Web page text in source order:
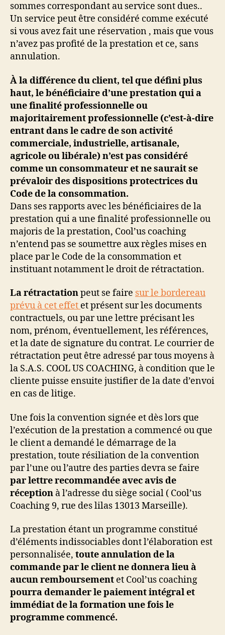
sommes correspondant au service sont dues..
Un service peut être considéré comme exécuté
si vous avez fait une réservation , mais que vous
n’avez pas profité de la prestation et ce, sans
annulation.
À la différence du client, tel que défini plus
haut, le bénéficiaire d’une prestation qui a
une finalité professionnelle ou
majoritairement professionnelle (c’est-à-dire
entrant dans le cadre de son activité
commerciale, industrielle, artisanale,
agricole ou libérale) n’est pas considéré
comme un consommateur et ne saurait se
prévaloir des dispositions protectrices du
Code de la consommation.
Dans ses rapports avec les bénéficiaires de la
prestation qui a une finalité professionnelle ou
majoris de la prestation, Cool’us coaching
n’entend pas se soumettre aux règles mises en
place par le Code de la consommation et
instituant notamment le droit de rétractation.
La rétractationpeut se faire sur le bordereau
prévu à cet effet et présent sur les documents
contractuels, ou par une lettre précisant les
nom, prénom, éventuellement, les références,
et la date de signature du contrat. Le courrier de
rétractation peut être adressé par tous moyens à
la S.A.S. COOL US COACHING, à condition que le
cliente puisse ensuite justifier de la date d’envoi
en cas de litige.
Une fois la convention signée et dès lors que
l’exécution de la prestation a commencé ou que
le client a demandé le démarrage de la
prestation, toute résiliation de la convention
par l’une ou l’autre des parties devra se faire
par lettre recommandée avec avis de
réception à l’adresse du siège social ( Cool’us
Coaching 9, rue des lilas 13013 Marseille).
La prestation étant un programme constitué
d’éléments indissociables dont l’élaboration est
personnalisée, toute annulation de la
commande par le client ne donnera lieu à
aucun remboursement et Cool’us coaching
pourra demander le paiement intégral et
immédiat de la formation une fois le
programme commencé.